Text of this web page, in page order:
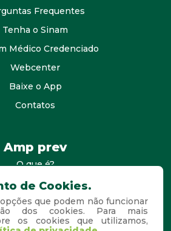
Frequentes
Tenha o Sinam
Médico Credenciado
Webcenter
Baixe o App
Contatos
Amp prev
O que é?
consultores
Sua Visita
Frequentes
de Cookies.
que podem não funcionar
dos cookies. Para mais
os cookies que utilizamos,